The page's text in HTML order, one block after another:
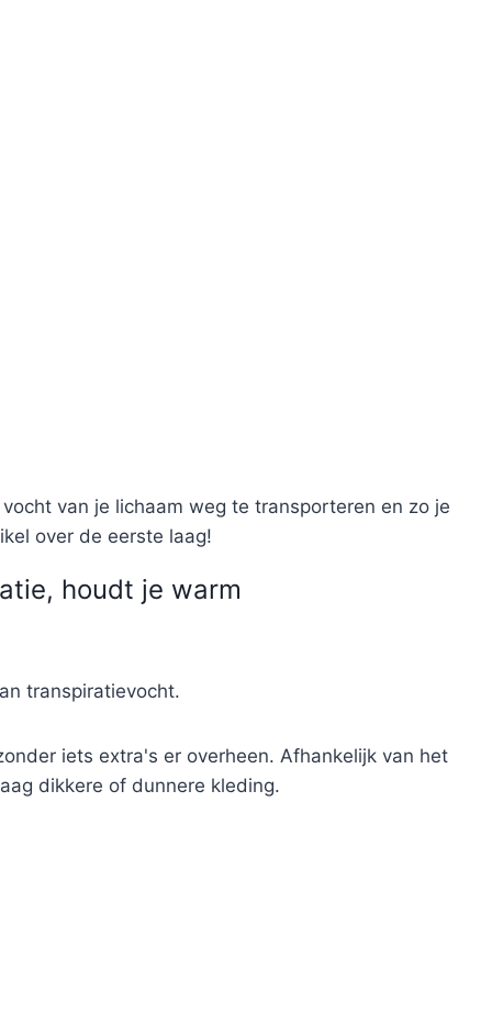
van je lichaam weg te transporteren en zo je
over de eerste laag!
houdt je warm
transpiratievocht.
iets extra's er overheen. Afhankelijk van het
dikkere of dunnere kleding.